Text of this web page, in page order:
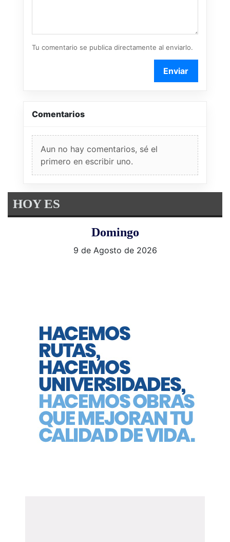
Tu comentario se publica directamente al enviarlo.
Enviar
Comentarios
Aun no hay comentarios, sé el
primero en escribir uno.
HOY ES
Domingo
9 de Agosto de 2026